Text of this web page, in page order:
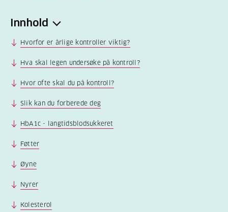
Innhold
Hvorfor er årlige kontroller viktig?
Hva skal legen undersøke på kontroll?
Hvor ofte skal du på kontroll?
Slik kan du forberede deg
HbA1c - langtidsblodsukkeret
Føtter
Øyne
Nyrer
Kolesterol